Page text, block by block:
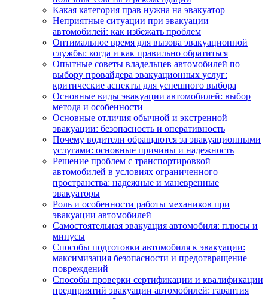
Какая категория прав нужна на эвакуатор
Неприятные ситуации при эвакуации
автомобилей: как избежать проблем
Оптимальное время для вызова эвакуационной
службы: когда и как правильно обратиться
Опытные советы владельцев автомобилей по
выбору провайдера эвакуационных услуг:
критические аспекты для успешного выбора
Основные виды эвакуации автомобилей: выбор
метода и особенности
Основные отличия обычной и экстренной
эвакуации: безопасность и оперативность
Почему водители обращаются за эвакуационными
услугами: основные причины и надежность
Решение проблем с транспортировкой
автомобилей в условиях ограниченного
пространства: надежные и маневренные
эвакуаторы
Роль и особенности работы механиков при
эвакуации автомобилей
Самостоятельная эвакуация автомобиля: плюсы и
минусы
Способы подготовки автомобиля к эвакуации:
максимизация безопасности и предотвращение
повреждений
Способы проверки сертификации и квалификации
предприятий эвакуации автомобилей: гарантия